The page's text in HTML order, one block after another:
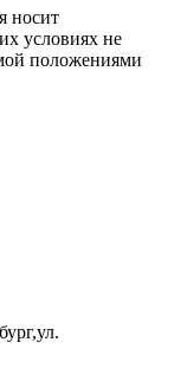
носит
условиях не
положениями